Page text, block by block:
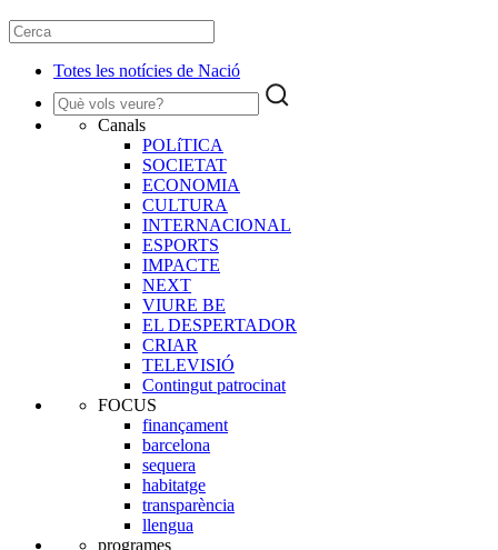
Totes les notícies de Nació
Canals
POLíTICA
SOCIETAT
ECONOMIA
CULTURA
INTERNACIONAL
ESPORTS
IMPACTE
NEXT
VIURE BE
EL DESPERTADOR
CRIAR
TELEVISIÓ
Contingut patrocinat
FOCUS
finançament
barcelona
sequera
habitatge
transparència
llengua
programes